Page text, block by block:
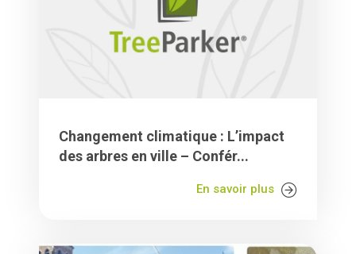
Changement climatique : L’impact
des arbres en ville – Confér...
En savoir plus